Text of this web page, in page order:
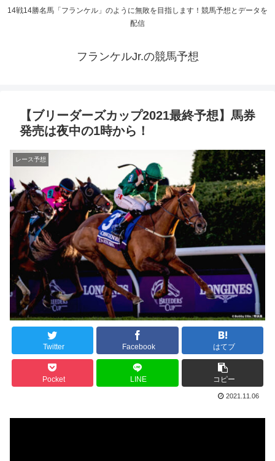
14戦14勝名馬「フランケル」のように無敗を目指します！競馬予想とデータを
配信
フランケルJr.の競馬予想
【ブリーダーズカップ2021最終予想】馬券
発売は夜中の1時から！
レース予想
Twitter Facebook はてブ
Pocket LINE コピー
2021.11.06